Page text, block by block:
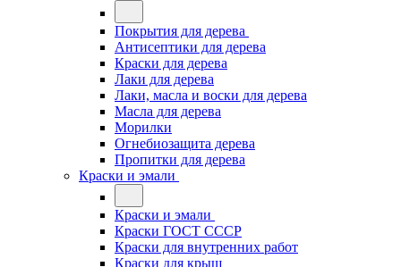
Покрытия для дерева
Антисептики для дерева
Краски для дерева
Лаки для дерева
Лаки, масла и воски для дерева
Масла для дерева
Морилки
Огнебиозащита дерева
Пропитки для дерева
Краски и эмали
Краски и эмали
Краски ГОСТ СССР
Краски для внутренних работ
Краски для крыш